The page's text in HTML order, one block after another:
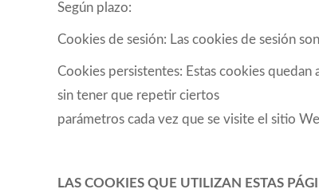
Según plazo:
Cookies de sesión: Las cookies de sesión
Cookies persistentes: Estas cookies
sin tener que repetir ciertos
parámetros cada vez que se visite el sitio
LAS COOKIES QUE UTILIZAN ESTAS